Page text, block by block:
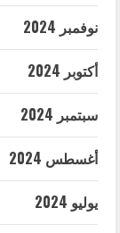
نوفمبر 2024
أكتوبر 2024
سبتمبر 2024
أغسطس 2024
يوليو 2024